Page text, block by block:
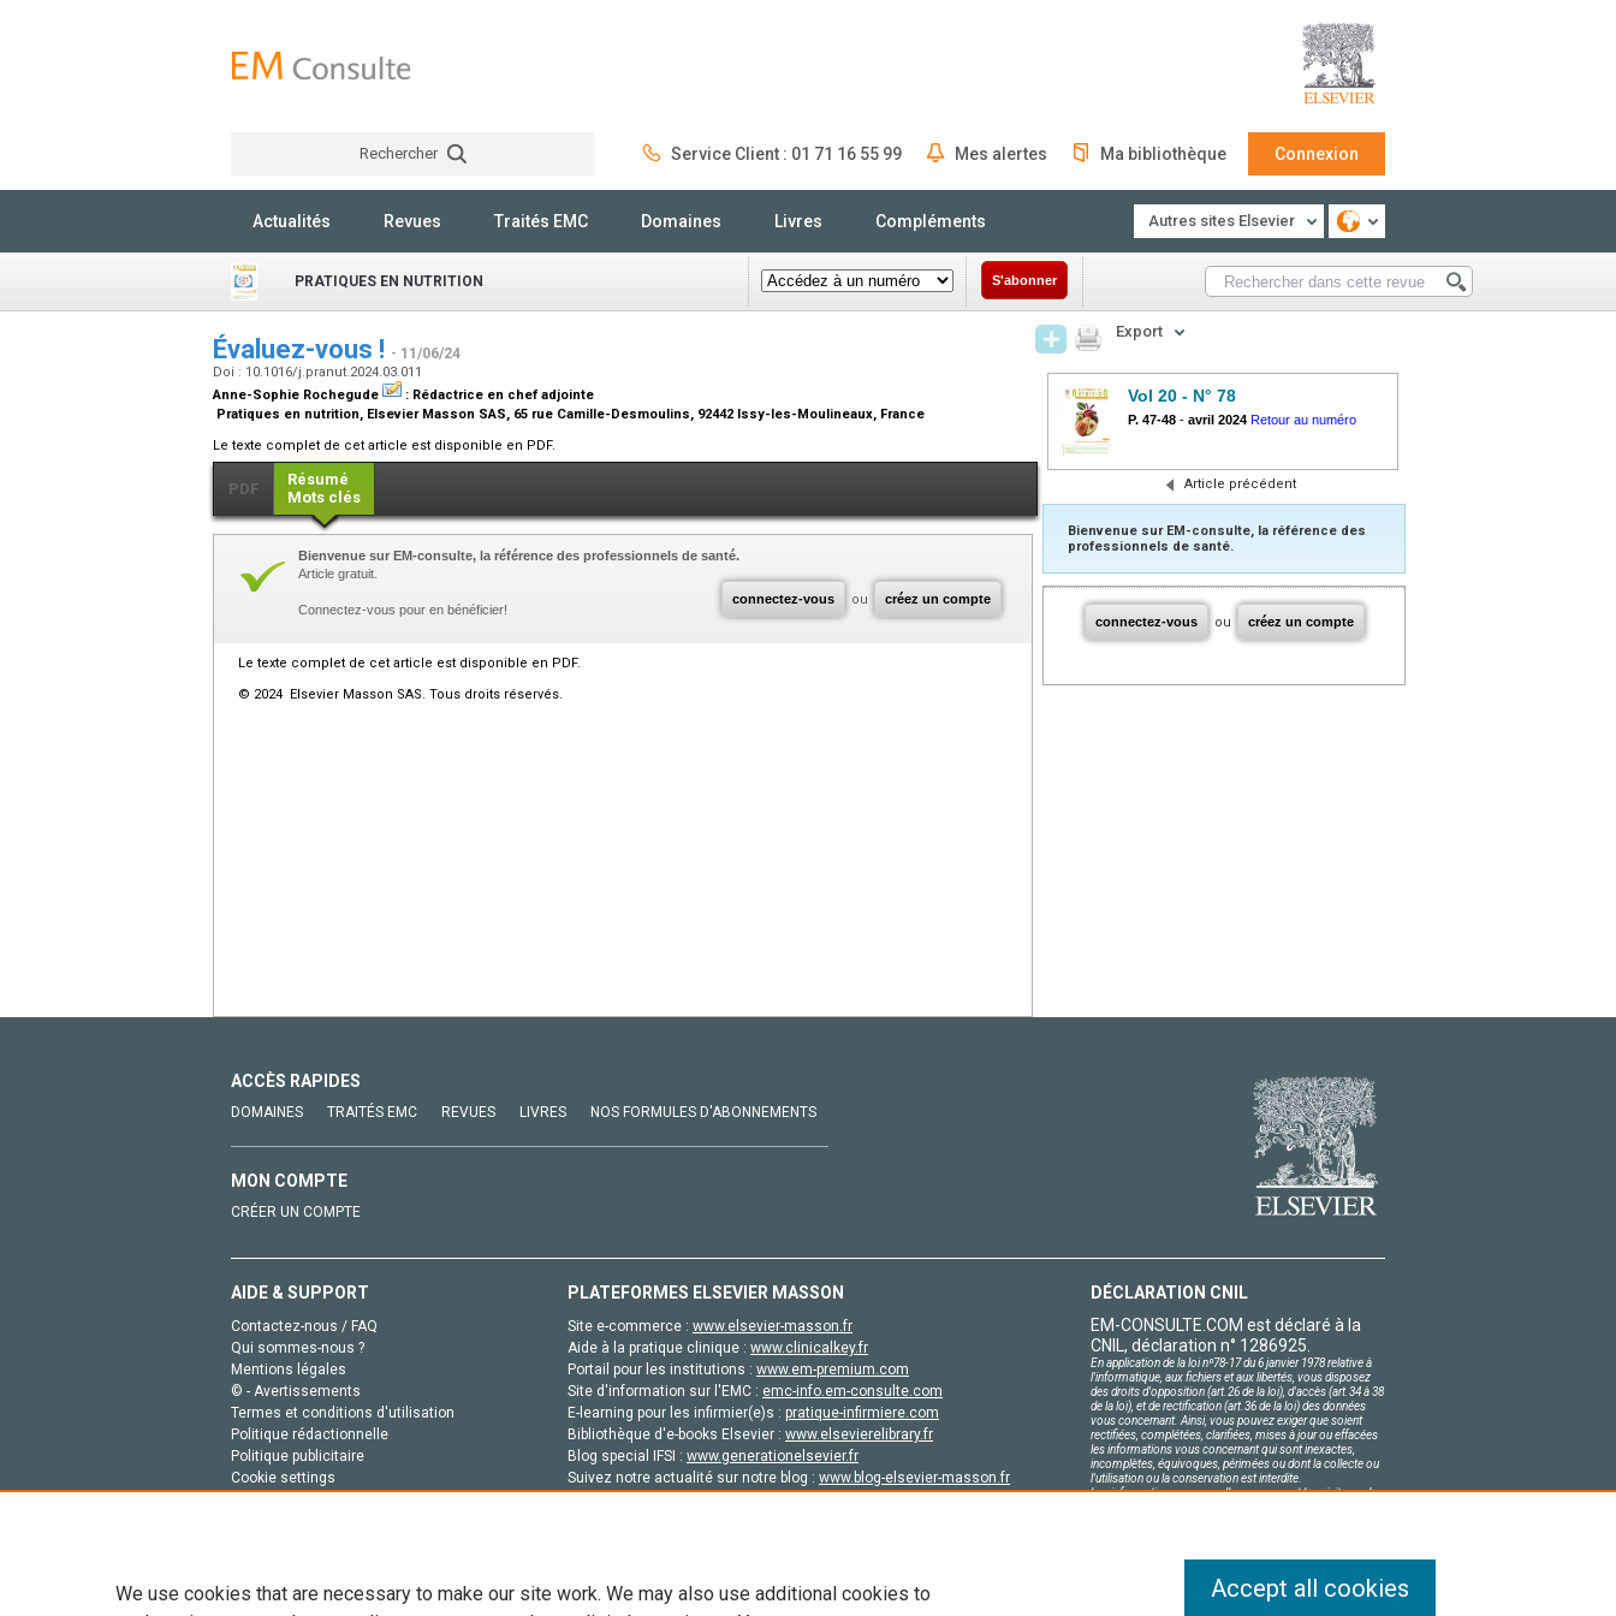
Rechercher Service Client : 01 71 16 55 99 Mes alertes Ma bibliothèque Connexion
Actualités Revues Traités EMC Domaines Livres Compléments Autres sites Elsevier
PRATIQUES EN NUTRITION S'abonner
Évaluez-vous ! - 11/06/24
Doi : 10.1016/j.pranut.2024.03.011
Anne-Sophie Rochegude
: Rédactrice en chef adjointe
Pratiques en nutrition, Elsevier Masson SAS, 65 rue Camille-Desmoulins, 92442 Issy-les-Moulineaux, France
Le texte complet de cet article est disponible en PDF.
PDF
Résumé
Mots clés
connectez-vous ou créez un compte
Bienvenue sur EM-consulte, la référence des professionnels de santé.
Article gratuit.
Connectez-vous pour en bénéficier!
Le texte complet de cet article est disponible en PDF.
© 2024 Elsevier Masson SAS. Tous droits réservés.
Export
Vol 20 - N° 78
P. 47-48 - avril 2024 Retour au numéro
Article précédent
Bienvenue sur EM-consulte, la référence des
professionnels de santé.
connectez-vous ou créez un compte
ACCÈS RAPIDES
DOMAINES TRAITÉS EMC REVUES LIVRES NOS FORMULES D'ABONNEMENTS
MON COMPTE
CRÉER UN COMPTE
AIDE & SUPPORT
Contactez-nous / FAQ
Qui sommes-nous ?
Mentions légales
© - Avertissements
Termes et conditions d'utilisation
Politique rédactionnelle
Politique publicitaire
Cookie settings
PLATEFORMES ELSEVIER MASSON
Site e-commerce : www.elsevier-masson.fr
Aide à la pratique clinique : www.clinicalkey.fr
Portail pour les institutions : www.em-premium.com
Site d'information sur l'EMC : emc-info.em-consulte.com
E-learning pour les infirmier(e)s : pratique-infirmiere.com
Bibliothèque d'e-books Elsevier : www.elsevierelibrary.fr
Blog special IFSI : www.generationelsevier.fr
Suivez notre actualité sur notre blog : www.blog-elsevier-masson.fr
DÉCLARATION CNIL
EM-CONSULTE.COM est déclaré à la
CNIL, déclaration n° 1286925.
En application de la loi nº78-17 du 6 janvier 1978 relative à
l'informatique, aux fichiers et aux libertés, vous disposez
des droits d'opposition (art.26 de la loi), d'accès (art.34 à 38
de la loi), et de rectification (art.36 de la loi) des données
vous concernant. Ainsi, vous pouvez exiger que soient
rectifiées, complétées, clarifiées, mises à jour ou effacées
les informations vous concernant qui sont inexactes,
incomplètes, équivoques, périmées ou dont la collecte ou
l'utilisation ou la conservation est interdite.
Les informations personnelles concernant les visiteurs de
We use cookies that are necessary to make our site work. We may also use additional cookies to
Accept all cookies